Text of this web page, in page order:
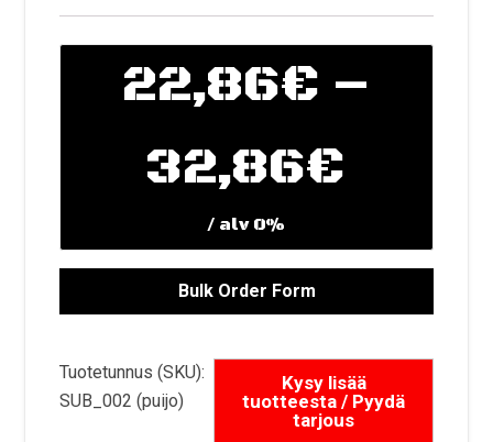
22,86€ –
32,86€
-
/ alv 0%
Tuotetunnus (SKU):
SUB_002 (puijo)